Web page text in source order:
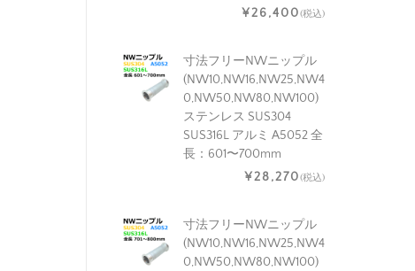
¥26,400(税込)
寸法フリーNWニップル
(NW10,NW16,NW25,NW4
0,NW50,NW80,NW100)
ステンレス SUS304
SUS316L アルミ A5052 全
長：601〜700mm
¥28,270(税込)
寸法フリーNWニップル
(NW10,NW16,NW25,NW4
0,NW50,NW80,NW100)